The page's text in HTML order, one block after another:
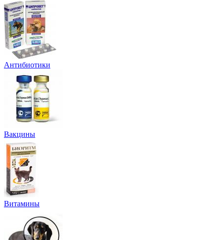
Антибиотики
Вакцины
Витамины